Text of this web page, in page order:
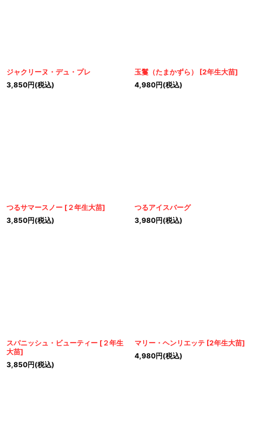
ジャクリーヌ・デュ・プレ
3,850円(税込)
玉鬘（たまかずら） [2年生大苗]
4,980円(税込)
つるサマースノー [ ２年生大苗]
3,850円(税込)
つるアイスバーグ
3,980円(税込)
スパニッシュ・ビューティー [ ２年生
大苗]
3,850円(税込)
マリー・ヘンリエッテ [2年生大苗]
4,980円(税込)